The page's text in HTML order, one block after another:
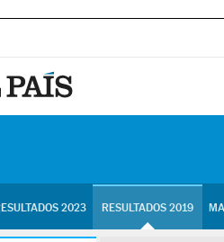
2023 RESULTADOS 2019